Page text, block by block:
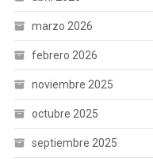
marzo 2026
febrero 2026
noviembre 2025
octubre 2025
septiembre 2025